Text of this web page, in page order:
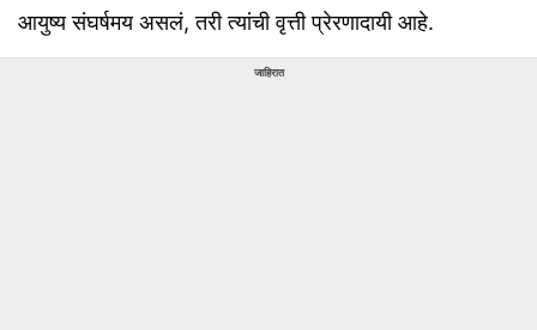
आयुष्य संघर्षमय असलं, तरी त्यांची वृत्ती प्रेरणादायी आहे.
जाहिरात